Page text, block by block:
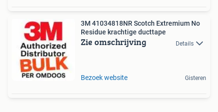
3M 41034818NR Scotch Extremium No
Residue krachtige ducttape
Zie omschrijving Details
Bezoek website Gisteren